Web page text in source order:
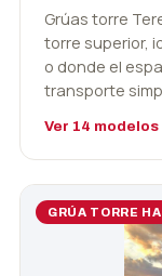
Grúas torre
torre superior,
o donde el
transporte
Ver 14
GRÚA TORRE